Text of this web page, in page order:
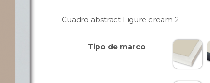
Cuadro abstract Figure cream 2
Tipo de marco